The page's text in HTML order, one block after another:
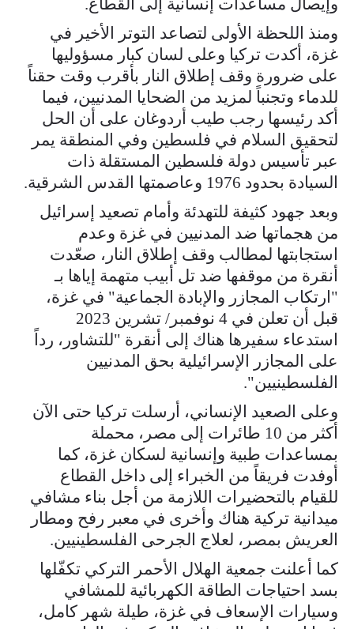
ومنذ اللحظة الأولى لتصاعد التوتر الأخير في
غزة، أكدت تركيا وعلى لسان كبار مسؤوليها
على ضرورة وقف إطلاق النار بأقرب وقت حقناً
للدماء وتجنباً لمزيد من الضحايا المدنيين، فيما
أكد رئيسها رجب طيب أردوغان على أن الحل
لتحقيق السلام في فلسطين وفي المنطقة يمر
عبر تأسيس دولة فلسطين المستقلة ذات
السيادة بحدود 1976 وعاصمتها القدس الشرقية.
وبعد جهود كثيفة للتهدئة وأمام تصعيد إسرائيل
من هجماتها ضد المدنيين في غزة وعدم
استجابتها لمطالب وقف إطلاق النار، صعّدت
أنقرة من موقفها ضد تل أبيب متهمة إياها بـ
"ارتكاب المجازر والإبادة الجماعية" في غزة،
قبل أن تعلن في 4 نوفمبر/ تشرين 2023
استدعاء سفيرها هناك إلى أنقرة "للتشاور، رداً
على المجازر الإسرائيلية بحق المدنيين
الفلسطينيين".
وعلى الصعيد الإنساني، أرسلت تركيا حتى الآن
أكثر من 10 طائرات إلى مصر، محملة
بمساعدات طبية وإنسانية لسكان غزة، كما
أوفدت فريقاً من الخبراء إلى داخل القطاع
للقيام بالتحضيرات اللازمة من أجل بناء مشافي
ميدانية تركية هناك وأخرى في معبر رفح ومطار
العريش بمصر، لعلاج الجرحى الفلسطينيين.
كما أعلنت جمعية الهلال الأحمر التركي تكفّلها
بسد احتياجات الطاقة الكهربائية للمشافي
وسيارات الإسعاف في غزة، طيلة شهر كامل،